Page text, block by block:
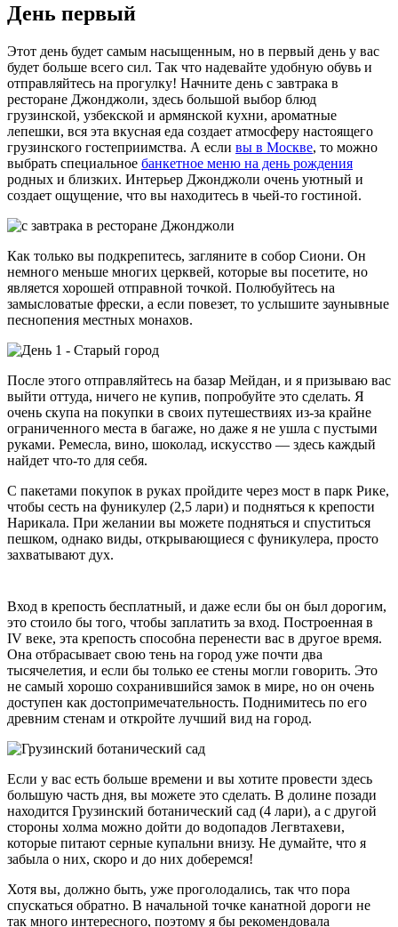
День первый
Этот день будет самым насыщенным, но в первый день у вас
будет больше всего сил. Так что надевайте удобную обувь и
отправляйтесь на прогулку! Начните день с завтрака в
ресторане Джонджоли, здесь большой выбор блюд
грузинской, узбекской и армянской кухни, ароматные
лепешки, вся эта вкусная еда создает атмосферу настоящего
грузинского гостеприимства. А если вы в Москве, то можно
выбрать специальное банкетное меню на день рождения
родных и близких. Интерьер Джонджоли очень уютный и
создает ощущение, что вы находитесь в чьей-то гостиной.
Как только вы подкрепитесь, загляните в собор Сиони. Он
немного меньше многих церквей, которые вы посетите, но
является хорошей отправной точкой. Полюбуйтесь на
замысловатые фрески, а если повезет, то услышите заунывные
песнопения местных монахов.
После этого отправляйтесь на базар Мейдан, и я призываю вас
выйти оттуда, ничего не купив, попробуйте это сделать. Я
очень скупа на покупки в своих путешествиях из-за крайне
ограниченного места в багаже, но даже я не ушла с пустыми
руками. Ремесла, вино, шоколад, искусство — здесь каждый
найдет что-то для себя.
С пакетами покупок в руках пройдите через мост в парк Рике,
чтобы сесть на фуникулер (2,5 лари) и подняться к крепости
Нарикала. При желании вы можете подняться и спуститься
пешком, однако виды, открывающиеся с фуникулера, просто
захватывают дух.
Вход в крепость бесплатный, и даже если бы он был дорогим,
это стоило бы того, чтобы заплатить за вход. Построенная в
IV веке, эта крепость способна перенести вас в другое время.
Она отбрасывает свою тень на город уже почти два
тысячелетия, и если бы только ее стены могли говорить. Это
не самый хорошо сохранившийся замок в мире, но он очень
доступен как достопримечательность. Поднимитесь по его
древним стенам и откройте лучший вид на город.
Если у вас есть больше времени и вы хотите провести здесь
большую часть дня, вы можете это сделать. В долине позади
находится Грузинский ботанический сад (4 лари), а с другой
стороны холма можно дойти до водопадов Легвтахеви,
которые питают серные купальни внизу. Не думайте, что я
забыла о них, скоро и до них доберемся!
Хотя вы, должно быть, уже проголодались, так что пора
спускаться обратно. В начальной точке канатной дороги не
так много интересного, поэтому я бы рекомендовала